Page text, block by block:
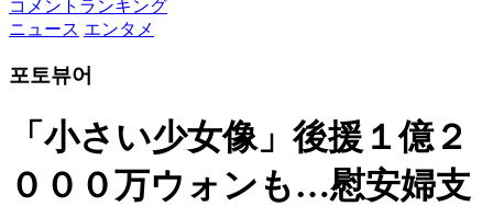
コメントランキング
ニュース エンタメ
포토뷰어
「小さい少女像」後援１億２
０００万ウォンも…慰安婦支